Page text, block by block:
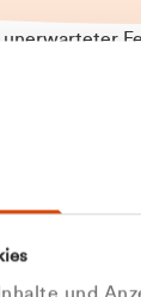
unerwarteter
Fehler an.